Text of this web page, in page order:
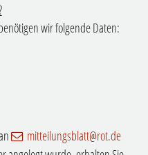
wir folgende Daten:
mitteilungsblatt@rot.de